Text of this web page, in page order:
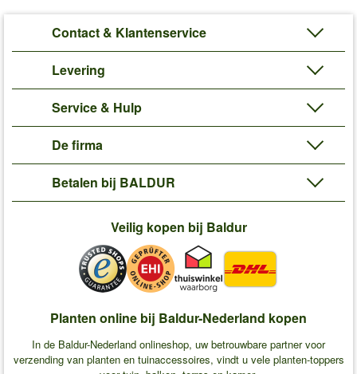
Contact & Klantenservice
Levering
Service & Hulp
De firma
Betalen bij BALDUR
Veilig kopen bij Baldur
Planten online bij Baldur-Nederland kopen
In de Baldur-Nederland onlineshop, uw betrouwbare partner voor
verzending van planten en tuinaccessoires, vindt u vele planten-toppers